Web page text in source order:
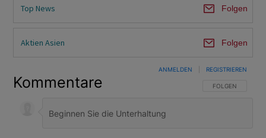
Top News Folgen
Aktien Asien Folgen
Kommentare FOLGE DIESER
FOLGEN
ANMELDEN REGISTRIEREN